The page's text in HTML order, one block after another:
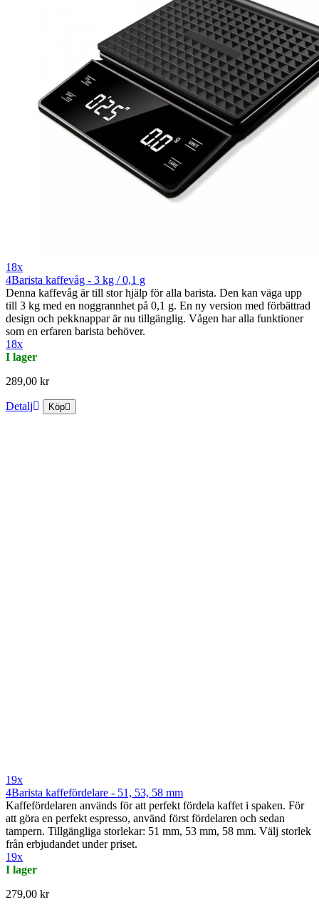
18x
4Barista kaffevåg - 3 kg / 0,1 g
Denna kaffevåg är till stor hjälp för alla barista. Den kan väga upp
till 3 kg med en noggrannhet på 0,1 g. En ny version med förbättrad
design och pekknappar är nu tillgänglig. Vågen har alla funktioner
som en erfaren barista behöver.
18x
I lager
289,00 kr
Detalj Köp
19x
4Barista kaffefördelare - 51, 53, 58 mm
Kaffefördelaren används för att perfekt fördela kaffet i spaken. För
att göra en perfekt espresso, använd först fördelaren och sedan
tampern. Tillgängliga storlekar: 51 mm, 53 mm, 58 mm. Välj storlek
från erbjudandet under priset.
19x
I lager
279,00 kr